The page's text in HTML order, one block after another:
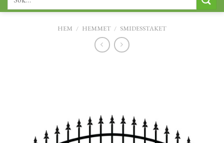
HEM / HEMMET / SMIDESSTAKET